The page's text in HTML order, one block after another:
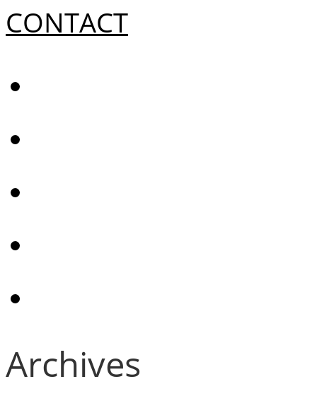
CONTACT
Archives